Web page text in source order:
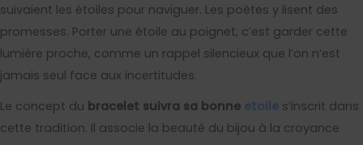
suivaient les étoiles pour naviguer. Les poètes y lisent des
promesses. Porter une étoile au poignet, c’est garder cette
lumière proche, comme un rappel silencieux que l’on n’est
jamais seul face aux incertitudes.
Le concept du bracelet suivra sa bonne etoile s’inscrit dans
cette tradition. Il associe la beauté du bijou à la croyance